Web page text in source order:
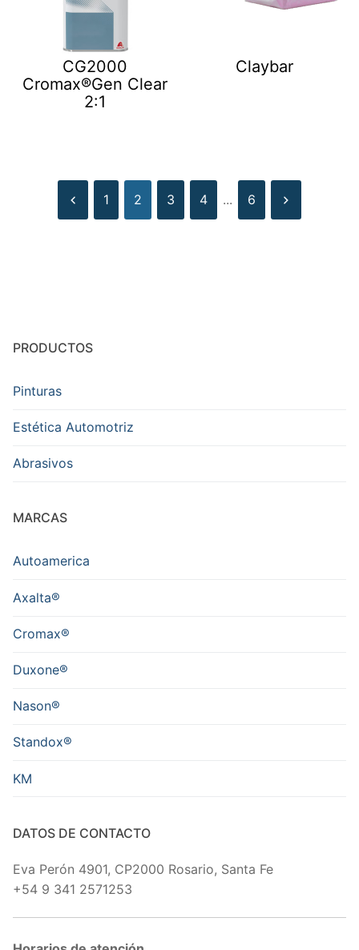
CG2000
Cromax®Gen Clear
2:1
Claybar
1 2 3 4 ... 6
PRODUCTOS
Pinturas
Estética Automotriz
Abrasivos
MARCAS
Autoamerica
Axalta®
Cromax®
Duxone®
Nason®
Standox®
KM
DATOS DE CONTACTO
Eva Perón 4901, CP2000 Rosario, Santa Fe
+54 9 341 2571253